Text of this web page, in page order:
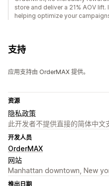
store and deliver a 21% AOV
helping optimize your
支持
应用支持由 OrderMAX 提供。
资源
隐私政策
此开发者不提供直接的简体中文
开发人员
OrderMAX
网站
Manhattan downtown, New
推出日期